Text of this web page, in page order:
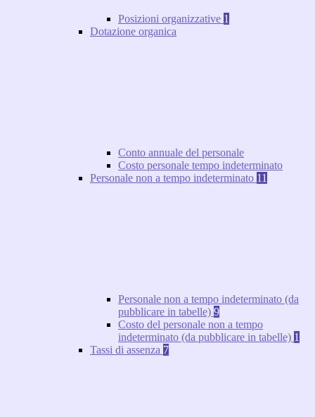
Posizioni organizzative 1
Dotazione organica
Conto annuale del personale
Costo personale tempo indeterminato
Personale non a tempo indeterminato 11
Personale non a tempo indeterminato (da
pubblicare in tabelle) 9
Costo del personale non a tempo
indeterminato (da pubblicare in tabelle) 1
Tassi di assenza 7